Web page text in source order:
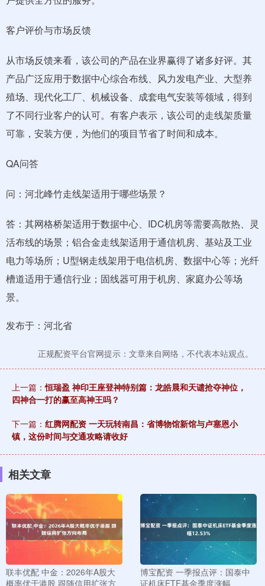
客户评价与市场反馈
从市场反馈来看，该公司的产品在业界赢得了诸多好评。其
产品广泛应用于数据中心综合布线、风力发电产业、大型养
殖场、现代化工厂、机械设备、成套电气安装等领域，得到
了不同行业客户的认可。有客户表示，该公司的走线架质量
可靠，安装方便，为他们的项目节省了时间和成本。
QA问答
问：河北峰竹走线架适用于哪些场景？
答：其网格桥架适用于数据中心、IDC机房等需要高散热、灵
活布线的场景；铝合金走线架适用于通信机房、基站及工业
电力等场所；U型钢走线架用于电信机房、数据中心等；光纤
槽道适用于通信行业；固线器可用于机房、家庭办公等场
景。
发布于：河北省
正规配资平台官网提示：文章来自网络，不代表本站观点。
上一篇：恒瑞盈 神印王座登神特别篇：龙皓晨和天谴抢夺神位，
四神合一打的赢至高神王吗？
下一篇： 红腾网配资 一天玩转南昌：省博物馆新馆与卢塞恩小
镇，这份时间与交通攻略请收好
相关文章
联丰优配 中金：2026年A股大
概率优于港股 跟随信用扩张方
博宝配资 一季报点评：国泰中
证机床ETF基金季度涨幅